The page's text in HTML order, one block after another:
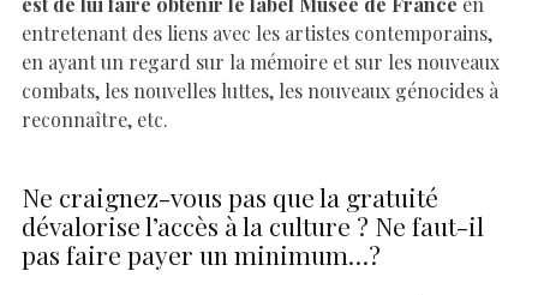
entretenant des liens avec les artistes contemporains,
en ayant un regard sur la mémoire et sur les nouveaux
combats, les nouvelles luttes, les nouveaux génocides à
reconnaître, etc.
Ne craignez-vous pas que la gratuité
dévalorise l’accès à la culture ? Ne faut-il
pas faire payer un minimum…?